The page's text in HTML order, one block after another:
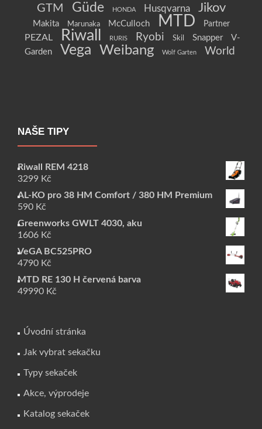
GTM Güde HONDA Husqvarna Jikov
Makita Marunaka McCulloch MTD Partner
PEZAL Riwall RURIS Ryobi Skil Snapper
V-
Garden
Vega Weibang Wolf Garten World
NAŠE TIPY
Riwall REM 4218
3299 Kč
AL-KO pro 38 HM Comfort / 380 HM Premium
590 Kč
Greenworks GWLT 4030, aku
1606 Kč
VeGA BC525PRO
4790 Kč
MTD RE 130 H červená barva
49990 Kč
Úvodní stránka
Jak vybrat sekačku
Typy sekaček
Akce, výprodeje
Katalog sekaček